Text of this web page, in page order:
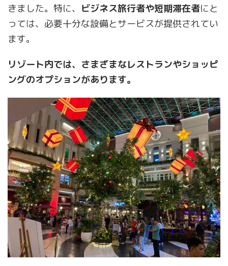
きました。特に、 ビジネス旅行者や短期滞在者にと
っては、必要十分な設備とサービスが提供されてい
ます。
リゾート内では、さまざまなレストランやショッピ
ングのオプションがあります。